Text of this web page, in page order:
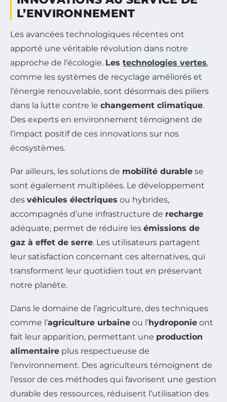
L’ENVIRONNEMENT
Les avancées technologiques récentes ont
apporté une véritable révolution dans notre
approche de l’écologie. Les technologies vertes,
comme les systèmes de recyclage améliorés et
l’énergie renouvelable, sont désormais des piliers
dans la lutte contre le changement climatique.
Des experts en environnement témoignent de
l’impact positif de ces innovations sur nos
écosystèmes.
Par ailleurs, les solutions de mobilité durable se
sont également multipliées. Le développement
des véhicules électriques ou hybrides,
accompagnés d’une infrastructure de recharge
adéquate, permet de réduire les émissions de
gaz à effet de serre. Les utilisateurs partagent
leur satisfaction concernant ces alternatives, qui
transforment leur quotidien tout en préservant
notre planète.
Dans le domaine de l’agriculture, des techniques
comme l’agriculture urbaine ou l’hydroponie ont
fait leur apparition, permettant une production
alimentaire plus respectueuse de
l’environnement. Des agriculteurs témoignent de
l’essor de ces méthodes qui favorisent une gestion
durable des ressources, réduisent l’utilisation des